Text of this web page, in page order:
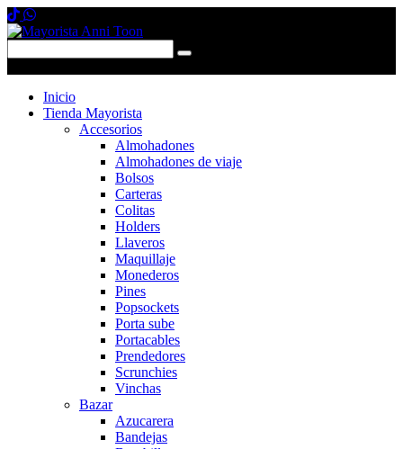
Inicio
Tienda Mayorista
Accesorios
Almohadones
Almohadones de viaje
Bolsos
Carteras
Colitas
Holders
Llaveros
Maquillaje
Monederos
Pines
Popsockets
Porta sube
Portacables
Prendedores
Scrunchies
Vinchas
Bazar
Azucarera
Bandejas